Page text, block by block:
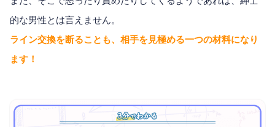
的な男性とは言えません。
ライン交換を断ることも、相手を見極める一つの材料になり
ます！